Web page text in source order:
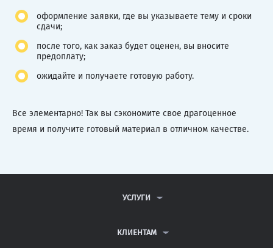
оформление заявки, где вы указываете тему и сроки
сдачи;
после того, как заказ будет оценен, вы вносите
предоплату;
ожидайте и получаете готовую работу.
Все элементарно! Так вы сэкономите свое драгоценное
время и получите готовый материал в отличном качестве.
УСЛУГИ
ДИПЛОМНЫЕ РАБОТЫ
КЛИЕНТАМ